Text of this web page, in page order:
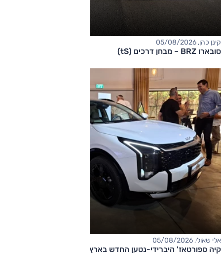
קינן כהן, 05/08/2026
סובארו BRZ – מבחן דרכים (tS)
אלי שאולי, 05/08/2026